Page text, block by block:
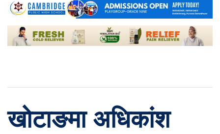
खोटाङमा अधिकांश